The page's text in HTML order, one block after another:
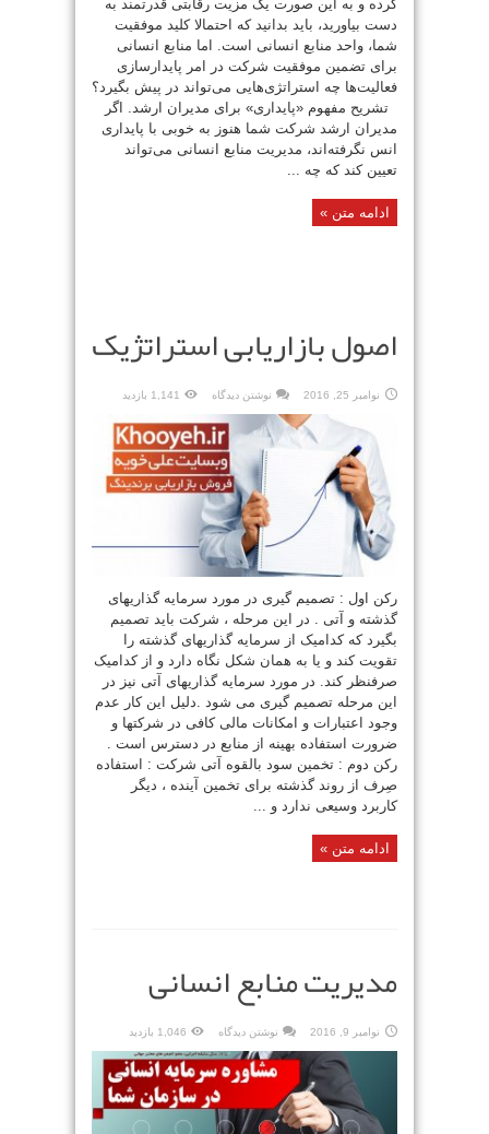
کرده و به این صورت یک مزیت رقابتی قدرتمند به
دست بیاورید، باید بدانید که احتمالا کلید موفقیت
شما، واحد منابع انسانی است. اما منابع انسانی
برای تضمین موفقیت شرکت در امر پایدارسازی
فعالیت‌ها چه استراتژی‌هایی می‌تواند در پیش بگیرد؟
تشریح مفهوم «پایداری» برای مدیران ارشد. اگر
مدیران ارشد شرکت شما هنوز به خوبی با پایداری
انس نگرفته‌اند، مدیریت منابع انسانی می‌تواند
تعیین کند که چه ...
ادامه متن »
اصول بازاریابی استراتژیک
نوامبر 25, 2016 نوشتن دیدگاه 1,141 بازدید
رکن اول : تصمیم گیری در مورد سرمایه گذاریهای
گذشته و آتی . در این مرحله ، شرکت باید تصمیم
بگیرد که کدامیک از سرمایه گذاریهای گذشته را
تقویت کند و یا به همان شکل نگاه دارد و از کدامیک
صرفنظر کند. در مورد سرمایه گذاریهای آتی نیز در
این مرحله تصمیم گیری می شود .دلیل این کار عدم
وجود اعتبارات و امکانات مالی کافی در شرکتها و
ضرورت استفاده بهینه از منابع در دسترس است .
رکن دوم : تخمین سود بالقوه آتی شرکت : استفاده
صِرف از روند گذشته برای تخمین آینده ، دیگر
کاربرد وسیعی ندارد و ...
ادامه متن »
مدیریت منابع انسانی
نوامبر 9, 2016 نوشتن دیدگاه 1,046 بازدید